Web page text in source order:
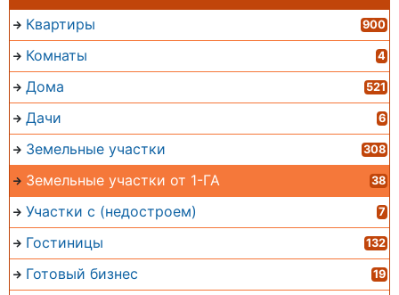
Квартиры 900
Комнаты 4
Дома 521
Дачи 6
Земельные участки 308
Земельные участки от 1-ГА 38
Участки с (недостроем) 7
Гостиницы 132
Готовый бизнес 19